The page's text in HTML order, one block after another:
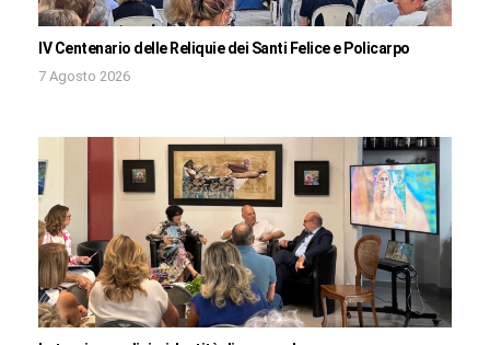
IV Centenario delle Reliquie dei Santi Felice e Policarpo
7 Agosto 2026